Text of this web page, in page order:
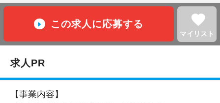
この求人に応募する favorite
マイリスト
求人PR
【事業内容】